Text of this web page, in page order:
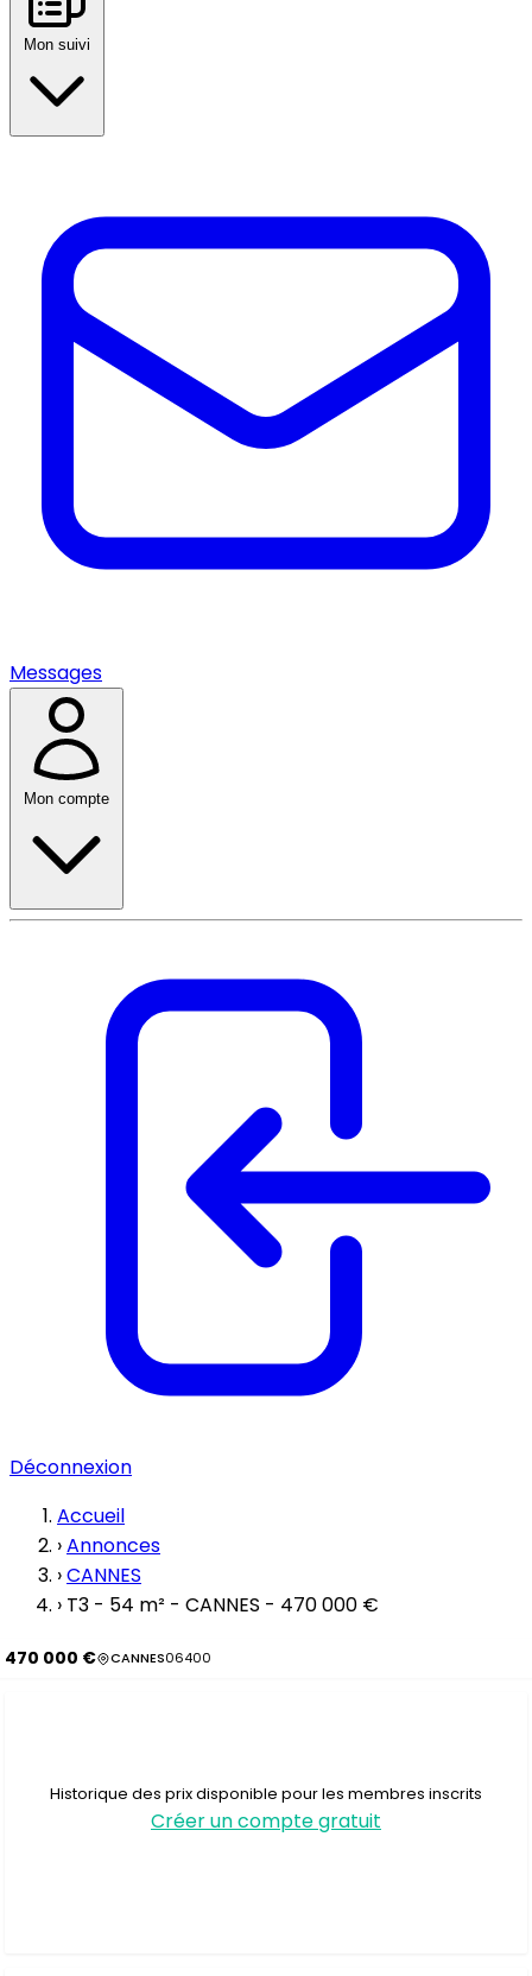
Mon suivi
Messages
Mon compte
Déconnexion
Accueil
›Annonces
›CANNES
› T3 - 54 m² - CANNES - 470 000 €
470 000 € CANNES06400
Historique des prix disponible pour les membres inscrits
Créer un compte gratuit